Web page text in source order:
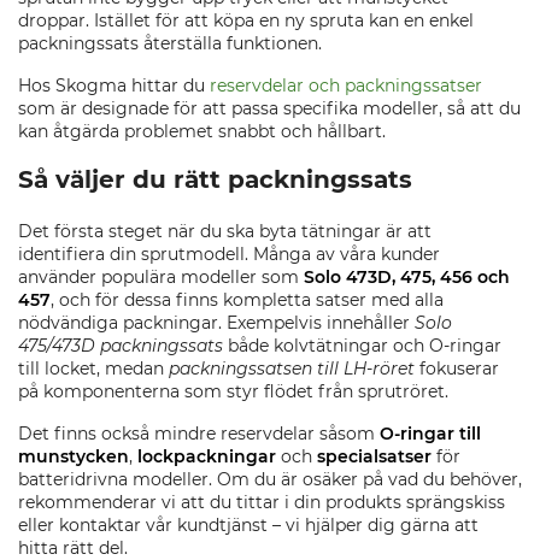
droppar. Istället för att köpa en ny spruta kan en enkel
packningssats återställa funktionen.
Hos Skogma hittar du reservdelar och packningssatser
som är designade för att passa specifika modeller, så att du
kan åtgärda problemet snabbt och hållbart.
Så väljer du rätt packningssats
Det första steget när du ska byta tätningar är att
identifiera din sprutmodell. Många av våra kunder
använder populära modeller som Solo 473D, 475, 456 och
457, och för dessa finns kompletta satser med alla
nödvändiga packningar. Exempelvis innehåller Solo
475/473D packningssats både kolvtätningar och O-ringar
till locket, medan packningssatsen till LH-röret fokuserar
på komponenterna som styr flödet från sprutröret.
Det finns också mindre reservdelar såsom O-ringar till
munstycken, lockpackningar och specialsatser för
batteridrivna modeller. Om du är osäker på vad du behöver,
rekommenderar vi att du tittar i din produkts sprängskiss
eller kontaktar vår kundtjänst – vi hjälper dig gärna att
hitta rätt del.